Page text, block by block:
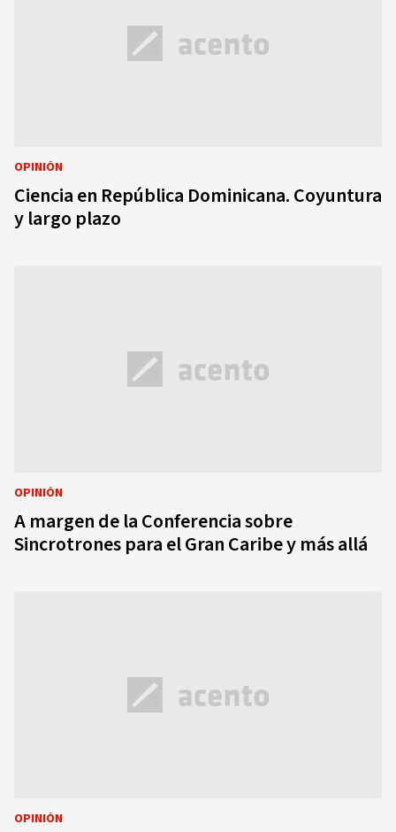
OPINIÓN
Ciencia en República Dominicana. Coyuntura
y largo plazo
OPINIÓN
A margen de la Conferencia sobre
Sincrotrones para el Gran Caribe y más allá
OPINIÓN